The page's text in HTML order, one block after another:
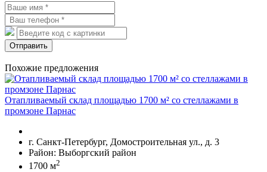
Отправить
Похожие предложения
Отапливаемый склад площадью 1700 м² со стеллажами в
промзоне Парнас
г. Санкт-Петербург, Домостроительная ул., д. 3
Район: Выборгский район
1700 м2